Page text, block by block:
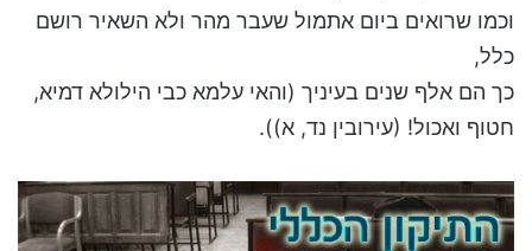
וכמו שרואים ביום אתמול שעבר מהר ולא השאיר רושם
כלל,
כך הם אלף שנים בעיניך (והאי עלמא כבי הילולא דמיא,
חטוף ואכול! (עירובין נד, א)).